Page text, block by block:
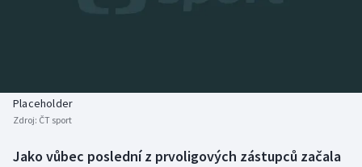
Biatlon
Aplikace ČT sport
Placeholder
Zdroj: ČT sport
Jako vůbec poslední z prvoligových zástupců začala